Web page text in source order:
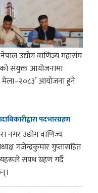
उद्योग वाणिज्य महासंघ
संयुक्त आयोजनामा
मेला–२०८३’ आयोजना हुने
पदभारग्रहण
नगर उद्योग वाणिज्य
गजेन्द्रकुमार गुप्तासहित
सपथ ग्रहण गर्दै